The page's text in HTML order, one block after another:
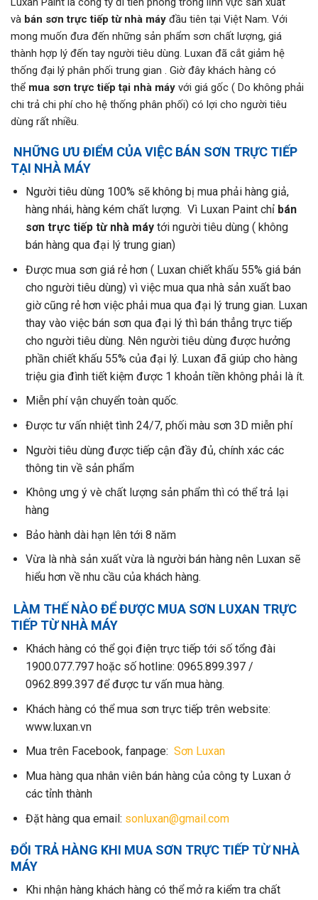
và bán sơn trực tiếp từ nhà máy đầu tiên tại Việt Nam. Với
mong muốn đưa đến những sản phẩm sơn chất lượng, giá
thành hợp lý đến tay người tiêu dùng. Luxan đã cắt giảm hệ
thống đại lý phân phối trung gian . Giờ đây khách hàng có
thể mua sơn trực tiếp tại nhà máy với giá gốc ( Do không phải
chi trả chi phí cho hệ thống phân phối) có lợi cho người tiêu
dùng rất nhiều.
NHỮNG ƯU ĐIỂM CỦA VIỆC BÁN SƠN TRỰC TIẾP
TẠI NHÀ MÁY
Người tiêu dùng 100% sẽ không bị mua phải hàng giả,
hàng nhái, hàng kém chất lượng. Vì Luxan Paint chỉ bán
sơn trực tiếp từ nhà máy tới người tiêu dùng ( không
bán hàng qua đại lý trung gian)
Được mua sơn giá rẻ hơn ( Luxan chiết khấu 55% giá bán
cho người tiêu dùng) vì việc mua qua nhà sản xuất bao
giờ cũng rẻ hơn việc phải mua qua đại lý trung gian. Luxan
thay vào việc bán sơn qua đại lý thì bán thẳng trực tiếp
cho người tiêu dùng. Nên người tiêu dùng được hưởng
phần chiết khấu 55% của đại lý. Luxan đã giúp cho hàng
triệu gia đình tiết kiệm được 1 khoản tiền không phải là ít.
Miễn phí vận chuyển toàn quốc.
Được tư vấn nhiệt tình 24/7, phối màu sơn 3D miễn phí
Người tiêu dùng được tiếp cận đầy đủ, chính xác các
thông tin về sản phẩm
Không ưng ý vè chất lượng sản phẩm thì có thể trả lại
hàng
Bảo hành dài hạn lên tới 8 năm
Vừa là nhà sản xuất vừa là người bán hàng nên Luxan sẽ
hiểu hơn về nhu cầu của khách hàng.
LÀM THẾ NÀO ĐỂ ĐƯỢC MUA SƠN LUXAN TRỰC
TIẾP TỪ NHÀ MÁY
Khách hàng có thể gọi điện trực tiếp tới số tổng đài
1900.077.797 hoặc số hotline: 0965.899.397 /
0962.899.397 để được tư vấn mua hàng.
Khách hàng có thể mua sơn trực tiếp trên website:
www.luxan.vn
Mua trên Facebook, fanpage: Sơn Luxan
Mua hàng qua nhân viên bán hàng của công ty Luxan ở
các tỉnh thành
Đặt hàng qua email: sonluxan@gmail.com
ĐỔI TRẢ HÀNG KHI MUA SƠN TRỰC TIẾP TỪ NHÀ
MÁY
Khi nhận hàng khách hàng có thể mở ra kiểm tra chất